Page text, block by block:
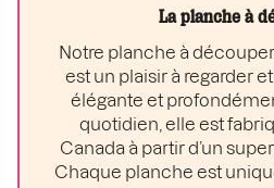
La planche à
Notre planche à
est un plaisir à regarder
élégante et
quotidien, elle est
Canada à partir d’un
Chaque planche est